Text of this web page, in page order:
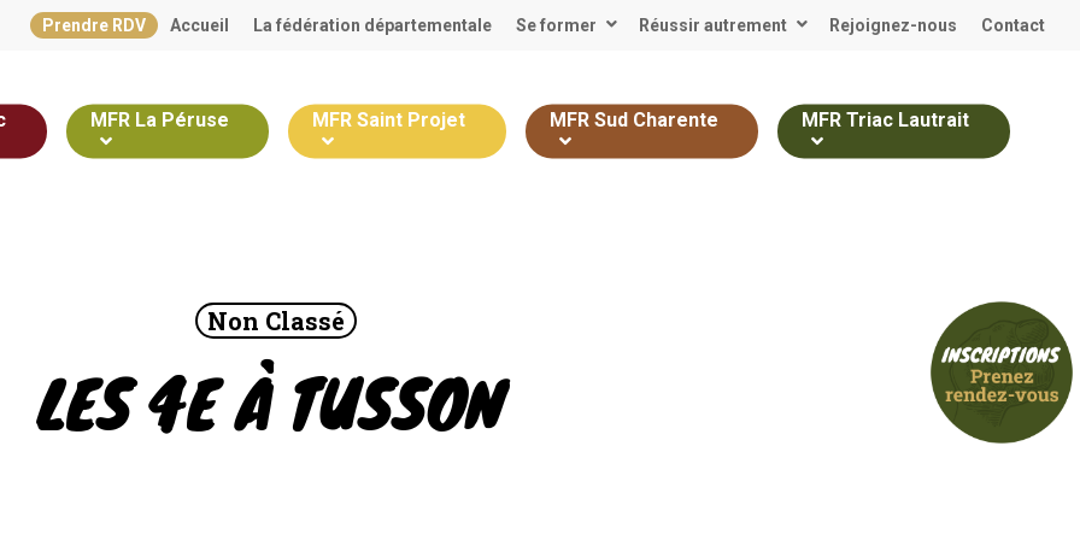
Prendre RDV Accueil La fédération départementale Se former Réussir autrement Rejoignez-nous Contact
MFR La Péruse MFR Saint Projet MFR Sud Charente MFR Triac Lautrait
Non Classé
LES 4E À TUSSON